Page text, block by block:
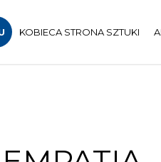
KOBIECA STRONA SZTUKI